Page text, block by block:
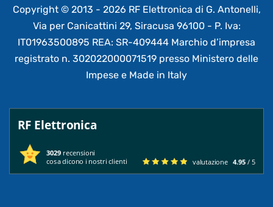
Copyright © 2013 - 2026 RF Elettronica di G. Antonelli,
Via per Canicattini 29, Siracusa 96100 - P. Iva:
IT01963500895 REA: SR-409444 Marchio d’impresa
registrato n. 302022000071519 presso Ministero delle
Impese e Made in Italy
RF Elettronica
3029 recensioni
cosa dicono i nostri clienti
valutazione 4.95 / 5